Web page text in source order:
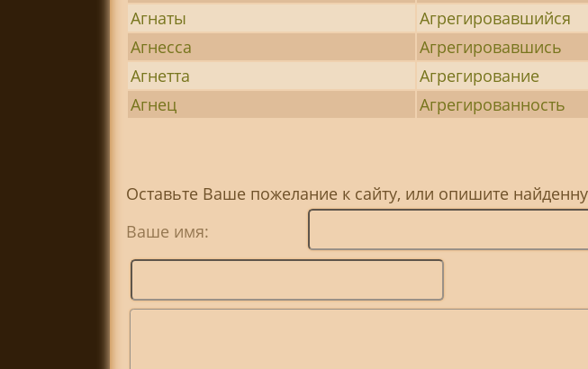
Агнаты
Агрегировавшийся
Агнесса
Агрегировавшись
Агнетта
Агрегирование
Агнец
Агрегированность
Оставьте Ваше пожелание к сайту, или опишите
Ваше имя: